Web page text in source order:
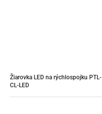
Žiarovka LED na rýchlospojku PTL-
CL-LED